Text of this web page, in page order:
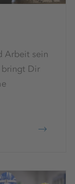
Arbeit sein
bringt Dir